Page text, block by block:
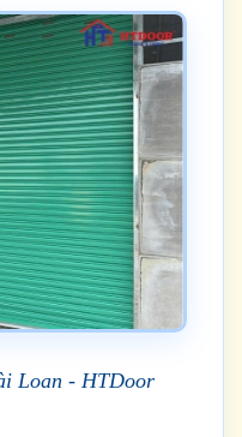
Loan - HTDoor